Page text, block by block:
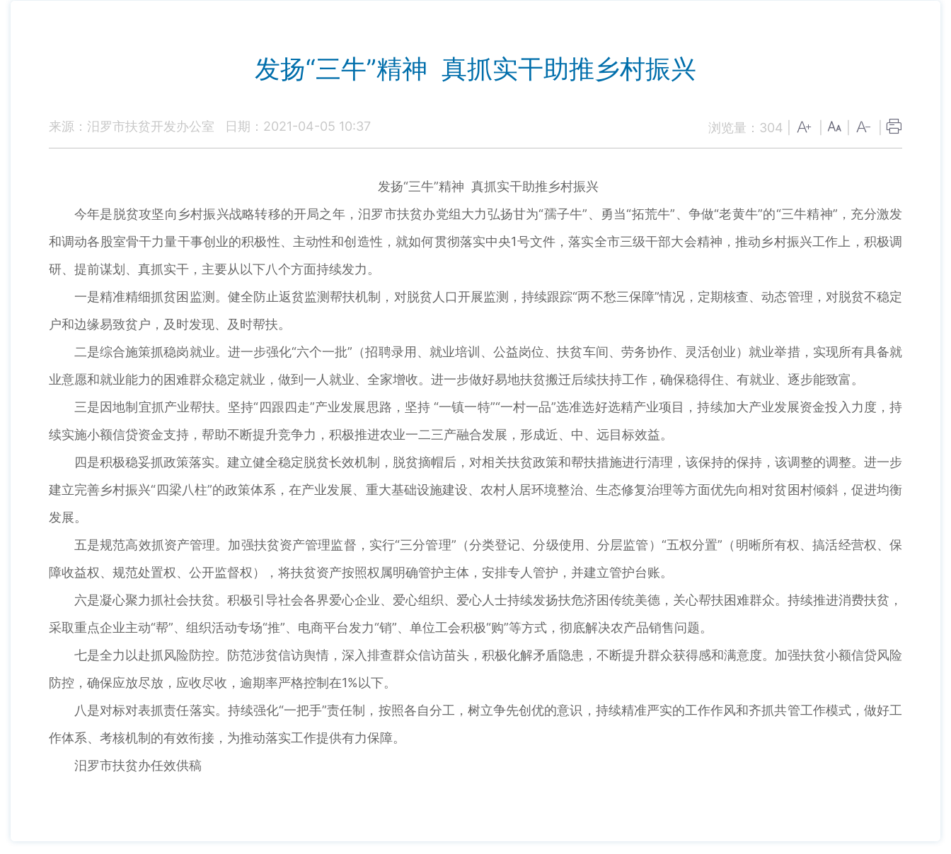
发扬“三牛”精神 真抓实干助推乡村振兴
来源：汨罗市扶贫开发办公室 日期：2021-04-05 10:37 浏览量： 304
发扬“三牛”精神 真抓实干助推乡村振兴
今年是脱贫攻坚向乡村振兴战略转移的开局之年，汨罗市扶贫办党组大力弘扬甘为“孺子牛”、勇当“拓荒牛”、争做“老黄牛”的“三牛精神”，充分激发
和调动各股室骨干力量干事创业的积极性、主动性和创造性，就如何贯彻落实中央1号文件，落实全市三级干部大会精神，推动乡村振兴工作上，积极调
研、提前谋划、真抓实干，主要从以下八个方面持续发力。
一是精准精细抓贫困监测。健全防止返贫监测帮扶机制，对脱贫人口开展监测，持续跟踪“两不愁三保障”情况，定期核查、动态管理，对脱贫不稳定
户和边缘易致贫户，及时发现、及时帮扶。
二是综合施策抓稳岗就业。进一步强化“六个一批”（招聘录用、就业培训、公益岗位、扶贫车间、劳务协作、灵活创业）就业举措，实现所有具备就
业意愿和就业能力的困难群众稳定就业，做到一人就业、全家增收。进一步做好易地扶贫搬迁后续扶持工作，确保稳得住、有就业、逐步能致富。
三是因地制宜抓产业帮扶。坚持“四跟四走”产业发展思路，坚持 “一镇一特”“一村一品”选准选好选精产业项目，持续加大产业发展资金投入力度，持
续实施小额信贷资金支持，帮助不断提升竞争力，积极推进农业一二三产融合发展，形成近、中、远目标效益。
四是积极稳妥抓政策落实。建立健全稳定脱贫长效机制，脱贫摘帽后，对相关扶贫政策和帮扶措施进行清理，该保持的保持，该调整的调整。进一步
建立完善乡村振兴“四梁八柱”的政策体系，在产业发展、重大基础设施建设、农村人居环境整治、生态修复治理等方面优先向相对贫困村倾斜，促进均衡
发展。
五是规范高效抓资产管理。加强扶贫资产管理监督，实行“三分管理”（分类登记、分级使用、分层监管）“五权分置”（明晰所有权、搞活经营权、保
障收益权、规范处置权、公开监督权），将扶贫资产按照权属明确管护主体，安排专人管护，并建立管护台账。
六是凝心聚力抓社会扶贫。积极引导社会各界爱心企业、爱心组织、爱心人士持续发扬扶危济困传统美德，关心帮扶困难群众。持续推进消费扶贫，
采取重点企业主动“帮”、组织活动专场“推”、电商平台发力“销”、单位工会积极“购”等方式，彻底解决农产品销售问题。
七是全力以赴抓风险防控。防范涉贫信访舆情，深入排查群众信访苗头，积极化解矛盾隐患，不断提升群众获得感和满意度。加强扶贫小额信贷风险
防控，确保应放尽放，应收尽收，逾期率严格控制在1%以下。
八是对标对表抓责任落实。持续强化“一把手”责任制，按照各自分工，树立争先创优的意识，持续精准严实的工作作风和齐抓共管工作模式，做好工
作体系、考核机制的有效衔接，为推动落实工作提供有力保障。
汨罗市扶贫办任效供稿